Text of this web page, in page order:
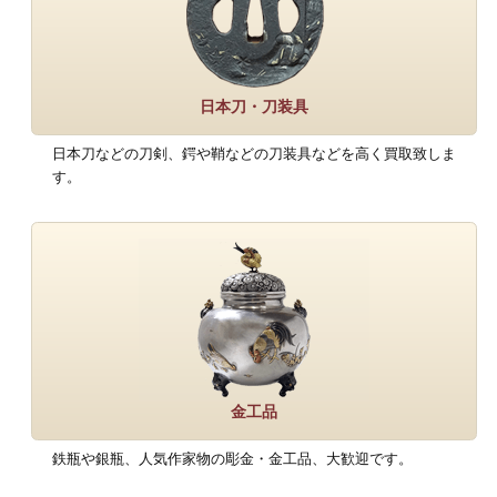
日本刀・刀装具
日本刀などの刀剣、鍔や鞘などの刀装具などを高く買取致しま
す。
金工品
鉄瓶や銀瓶、人気作家物の彫金・金工品、大歓迎です。